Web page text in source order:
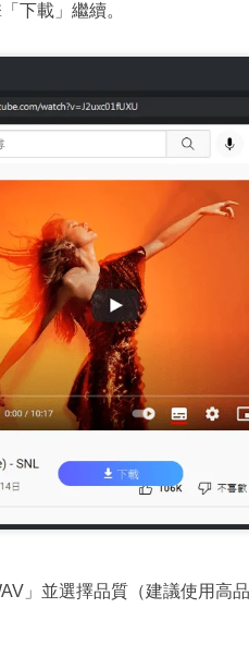
下載」繼續。
」並選擇品質（建議使用高